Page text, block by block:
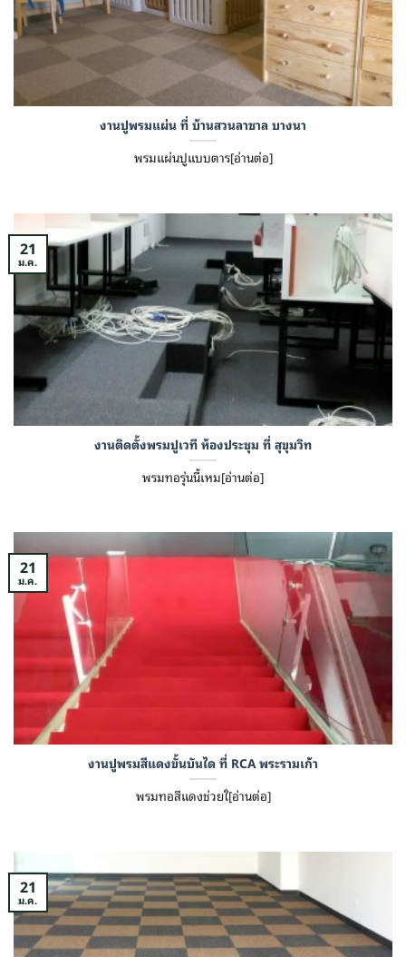
งานปูพรมแผ่น ที่ บ้านสวนลาซาล บางนา
พรมแผ่นปูแบบตาร[อ่านต่อ]
งานติดตั้งพรมปูเวที ห้องประชุม ที่ สุขุมวิท
พรมทอรุ่นนี้เหม[อ่านต่อ]
21
ม.ค.
งานปูพรมสีแดงขั้นบันได ที่ RCA พระรามเก้า
พรมทอสีแดงช่วยใ[อ่านต่อ]
21
ม.ค.
21
ม.ค.